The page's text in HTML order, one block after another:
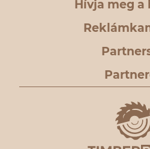
Hívja meg a